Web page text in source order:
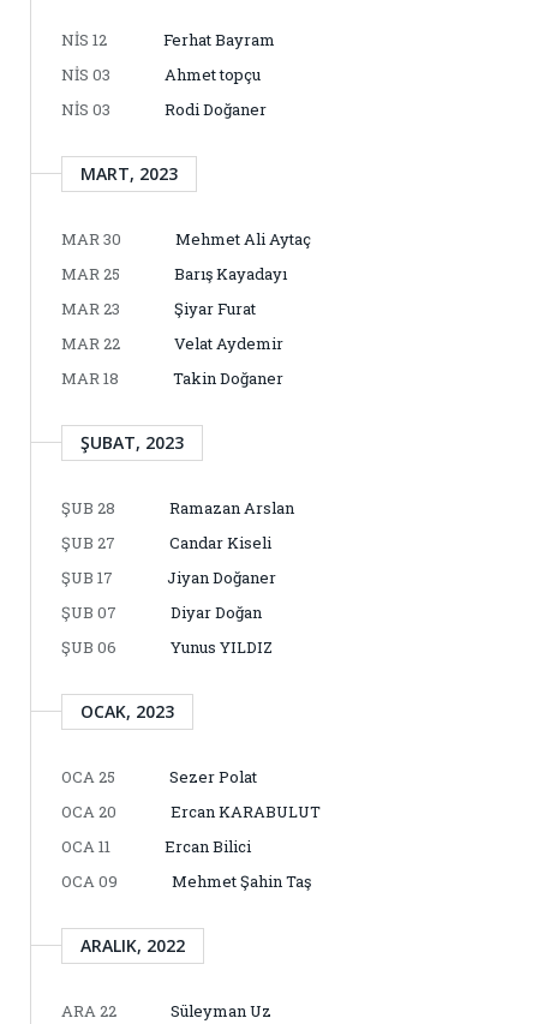
NIS 12
Ferhat Bayram
NIS 03
Ahmet topçu
NIS 03
Rodi Doğaner
MART, 2023
MAR 30
Mehmet Ali Aytaç
MAR 25
Barış Kayadayı
MAR 23
Şiyar Furat
MAR 22
Velat Aydemir
MAR 18
Takin Doğaner
ŞUBAT, 2023
ŞUB 28
Ramazan Arslan
ŞUB 27
Candar Kiseli
ŞUB 17
Jiyan Doğaner
ŞUB 07
Diyar Doğan
ŞUB 06
Yunus YILDIZ
OCAK, 2023
OCA 25
Sezer Polat
OCA 20
Ercan KARABULUT
OCA 11
Ercan Bilici
OCA 09
Mehmet Şahin Taş
ARALIK, 2022
ARA 22
Süleyman Uz